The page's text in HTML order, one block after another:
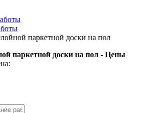
паркетной доски на пол
паркетной доски на пол - Цены